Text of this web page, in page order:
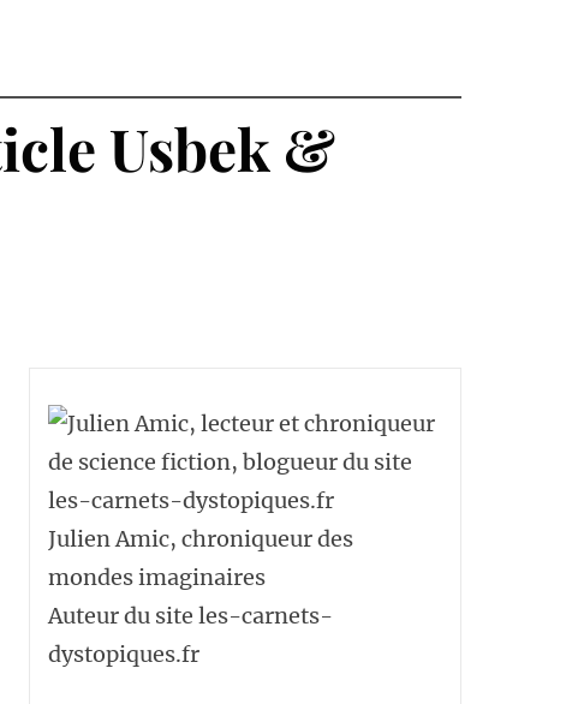
Usbek &
Julien Amic, chroniqueur des
mondes imaginaires
Auteur du site les-carnets-
dystopiques.fr